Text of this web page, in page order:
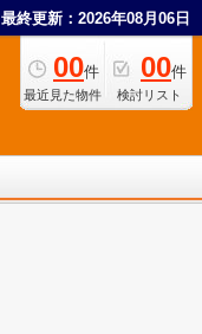
最終更新：2026年08月06日
00件
最近見た物件
00件
検討リスト